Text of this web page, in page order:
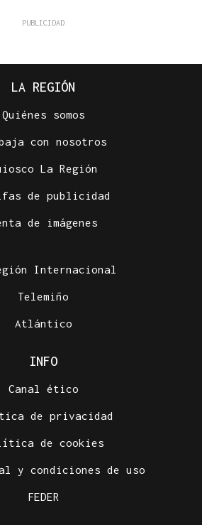
LA REGIÓN
Quiénes somos
con nosotros
La Región
de publicidad
de imágenes
Internacional
Telemiño
Atlántico
INFO
Canal ético
de privacidad
de cookies
y condiciones de uso
FEDER